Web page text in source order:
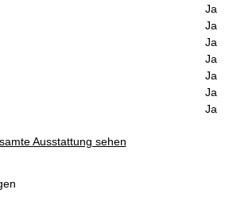
Ja
Ja
Ja
Ja
Ja
Ja
Ja
Ausstattung sehen